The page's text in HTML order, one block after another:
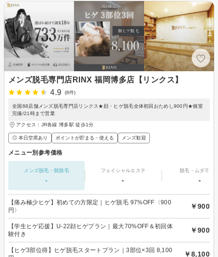
メンズ脱毛専門店RINX 福岡博多店【リンクス】
4.9
(8件)
全国88店舗メンズ脱毛専門店リンクス★顔・ヒゲ脱毛全体初回おためし900円★個室
完備/21時まで営業
アクセス：JR各線 博多駅 徒歩1分
◎ 本日空席あり ポイントが貯まる・使える メンズ歓迎
メニュー別参考価格
メンズ脱毛・髭脱毛
-
フェイシャルエステ
-
脱毛・ムダ毛処
-
【痛み極少ヒゲ】初めての方限定｜ヒゲ脱毛 97%OFF〈900
円〉
￥900
【学生ヒゲ応援】U-22顔ヒゲプラン｜最大70%OFF＆初回体
験付き
￥900
【ヒゲ3部位得】ヒゲ脱毛スタートプラン｜3部位×3回 8,100
￥8,100